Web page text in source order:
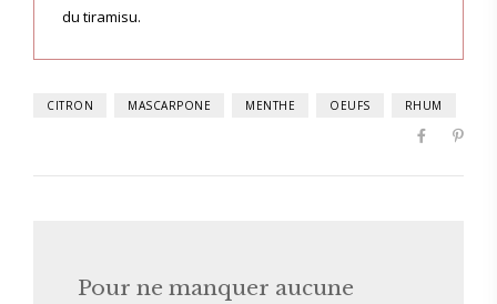
du tiramisu.
CITRON MASCARPONE MENTHE OEUFS RHUM
Pour ne manquer aucune